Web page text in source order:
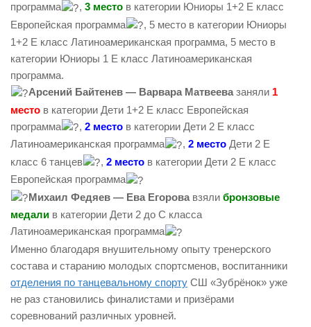
программа
,3 место в категории Юниоры 1+2 E класс
Европейская программа
, 5 место в категории Юниоры
1+2 E класс Латиноамериканская программа, 5 место в
категории Юниоры 1 E класс Латиноамериканская
программа.
Арсений Байтенев — Варвара Матвеева заняли 1
место в категории Дети 1+2 E класс Европейская
программа
,2 место в категории Дети 2 E класс
Латиноамериканская программа
,2 место Дети 2 E
класс 6 танцев
,2 место в категории Дети 2 E класс
Европейская программа
Михаил Федяев — Ева Егорова взялибронзовые
медали в категории Дети 2 до C класса
Латиноамериканская программа
Именно благодаря внушительному опыту тренерского
состава и старанию молодых спортсменов, воспитанники
отделения по танцевальному спорту СШ «Зубрёнок» уже
не раз становились финалистами и призёрами
соревнований различных уровней.